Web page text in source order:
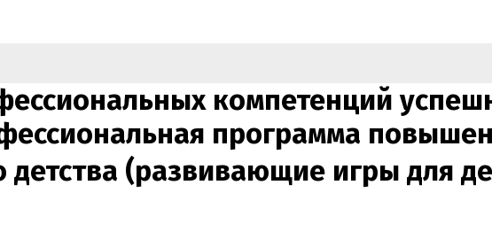
компетенций
программа
детства (развивающие игры для